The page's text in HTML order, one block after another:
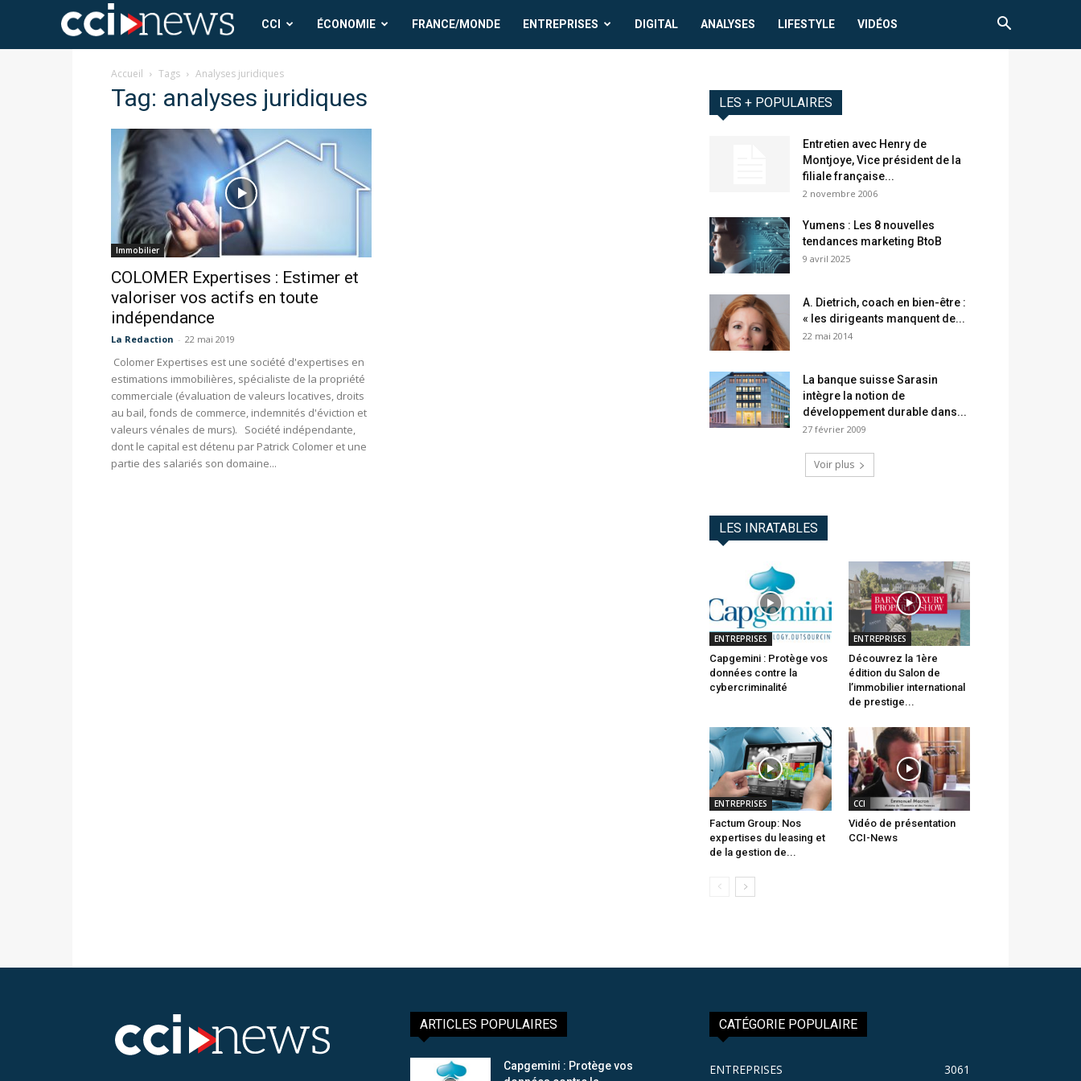
CCI
News
CCI ÉCONOMIE FRANCE/MONDE ENTREPRISES DIGITAL ANALYSES LIFESTYLE VIDÉOS
Accueil Tags Analyses juridiques
Tag: analyses juridiques
Immobilier
COLOMER Expertises : Estimer et
valoriser vos actifs en toute
indépendance
La Redaction - 22 mai 2019
Colomer Expertises est une société d'expertises en
estimations immobilières, spécialiste de la propriété
commerciale (évaluation de valeurs locatives, droits
au bail, fonds de commerce, indemnités d'éviction et
valeurs vénales de murs). Société indépendante,
dont le capital est détenu par Patrick Colomer et une
partie des salariés son domaine...
LES + POPULAIRES
Entretien avec Henry de
Montjoye, Vice président de la
filiale française...
2 novembre 2006
Yumens : Les 8 nouvelles
tendances marketing BtoB
9 avril 2025
A. Dietrich, coach en bien-être :
« les dirigeants manquent de...
22 mai 2014
La banque suisse Sarasin
intègre la notion de
développement durable dans...
27 février 2009
Voir plus
LES INRATABLES
ENTREPRISES
Capgemini : Protège vos
données contre la
cybercriminalité
ENTREPRISES
Découvrez la 1ère
édition du Salon de
l’immobilier international
de prestige...
ENTREPRISES
Factum Group: Nos
expertises du leasing et
de la gestion de...
CCI
Vidéo de présentation
CCI-News
ARTICLES POPULAIRES
Capgemini : Protège vos
CATÉGORIE POPULAIRE
ENTREPRISES 3061